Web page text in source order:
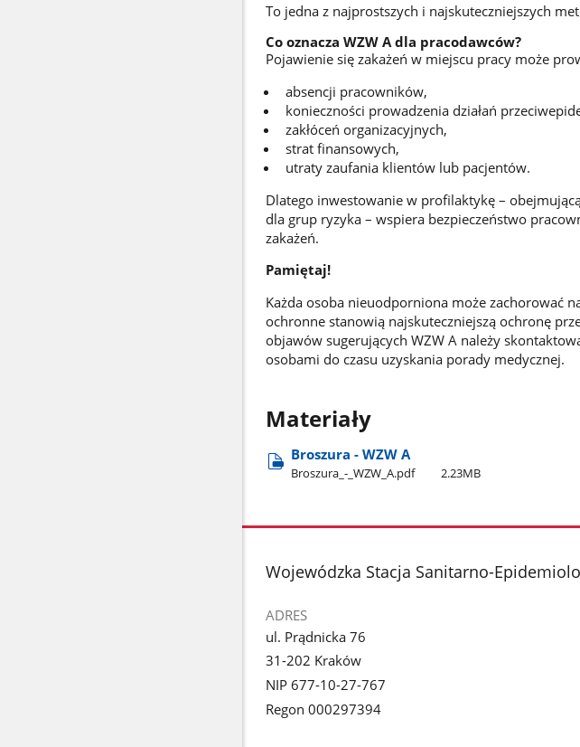
To jedna z najprostszych i najskuteczniejszych
Co oznacza WZW A dla pracodawców?
Pojawienie się zakażeń w miejscu pracy może
absencji pracowników,
konieczności prowadzenia działań
zakłóceń organizacyjnych,
strat finansowych,
utraty zaufania klientów lub pacjentów.
Dlatego inwestowanie w profilaktykę –
dla grup ryzyka – wspiera bezpieczeństwo
zakażeń.
Pamiętaj!
Każda osoba nieuodporniona może zachorować
ochronne stanowią najskuteczniejszą ochronę
objawów sugerujących WZW A należy
osobami do czasu uzyskania porady medycznej.
Materiały
Broszura - WZW A
Broszura​_-​_WZW​_A.pdf 2.23MB
stopka
Wojewódzka Stacja Sanitarno-
ADRES
ul. Prądnicka 76
31-202 Kraków
NIP 677-10-27-767
Regon 000297394